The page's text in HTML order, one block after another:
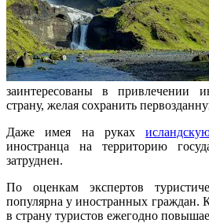
заинтересованы в привлечении
страну, желая сохранить
Даже имея на руках
иностранца на территорию
затруднен.
По оценкам экспертов
популярна у иностранных граждан.
в страну туристов ежегодно